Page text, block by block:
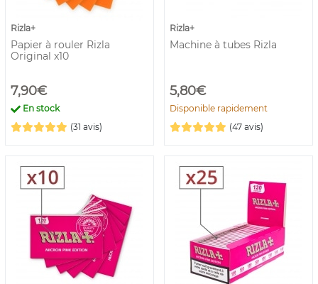
Rizla+
Papier à rouler Rizla
Original x10
7,90€
En stock
(31 avis)
Rizla+
Machine à tubes Rizla
5,80€
Disponible rapidement
(47 avis)